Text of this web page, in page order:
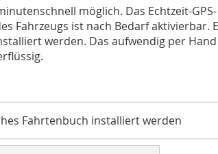
möglich. Das Echtzeit-GPS-
Fahrzeugs ist nach Bedarf aktivierbar.
werden. Das aufwendig per Hand
Fahrtenbuch installiert werden